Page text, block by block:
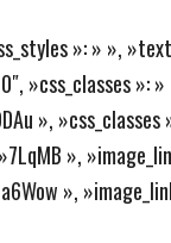
»: » »,
»css_classes
»,
»,
»,